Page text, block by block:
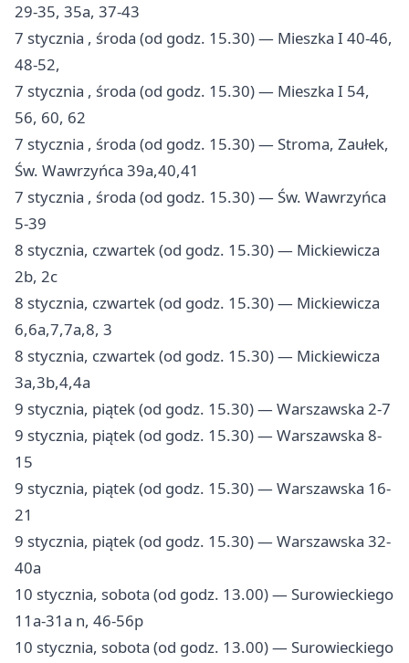
29-35, 35a, 37-43
7 stycznia , środa (od godz. 15.30) — Mieszka I 40-46,
48-52,
7 stycznia , środa (od godz. 15.30) — Mieszka I 54,
56, 60, 62
7 stycznia , środa (od godz. 15.30) — Stroma, Zaułek,
Św. Wawrzyńca 39a,40,41
7 stycznia , środa (od godz. 15.30) — Św. Wawrzyńca
5-39
8 stycznia, czwartek (od godz. 15.30) — Mickiewicza
2b, 2c
8 stycznia, czwartek (od godz. 15.30) — Mickiewicza
6,6a,7,7a,8, 3
8 stycznia, czwartek (od godz. 15.30) — Mickiewicza
3a,3b,4,4a
9 stycznia, piątek (od godz. 15.30) — Warszawska 2-7
9 stycznia, piątek (od godz. 15.30) — Warszawska 8-
15
9 stycznia, piątek (od godz. 15.30) — Warszawska 16-
21
9 stycznia, piątek (od godz. 15.30) — Warszawska 32-
40a
10 stycznia, sobota (od godz. 13.00) — Surowieckiego
11a-31a n, 46-56p
10 stycznia, sobota (od godz. 13.00) — Surowieckiego